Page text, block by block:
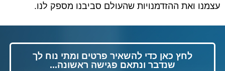
עצמנו ואת ההזדמנויות שהעולם סביבנו מספק לנו.
לחץ כאן כדי להשאיר פרטים ומתי נוח לך
שנדבר ונתאם פגישה ראשונה...